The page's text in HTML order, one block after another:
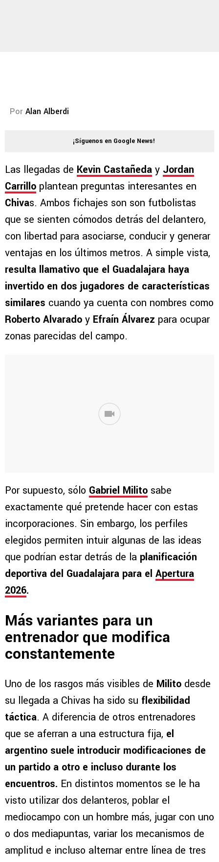
Por Alan Alberdi
¡Síguenos en Google News!
Las llegadas de Kevin Castañeda y Jordan
Carrillo plantean preguntas interesantes en
Chivas. Ambos fichajes son son futbolistas
que se sienten cómodos detrás del delantero,
con libertad para asociarse, conducir y generar
ventajas en los últimos metros. A simple vista,
resulta llamativo que el Guadalajara haya
invertido en dos jugadores de características
similares cuando ya cuenta con nombres como
Roberto Alvarado y Efraín Álvarez para ocupar
zonas parecidas del campo.
Por supuesto, sólo Gabriel Milito sabe
exactamente qué pretende hacer con estas
incorporaciones. Sin embargo, los perfiles
elegidos permiten intuir algunas de las ideas
que podrían estar detrás de la planificación
deportiva del Guadalajara para el Apertura
2026.
Más variantes para un
entrenador que modifica
constantemente
Uno de los rasgos más visibles de Milito desde
su llegada a Chivas ha sido su flexibilidad
táctica. A diferencia de otros entrenadores
que se aferran a una estructura fija, el
argentino suele introducir modificaciones de
un partido a otro e incluso durante los
encuentros. En distintos momentos se le ha
visto utilizar dos delanteros, poblar el
mediocampo con un hombre más, jugar con uno
o dos mediapuntas, variar los mecanismos de
amplitud e incluso alternar entre línea de tres